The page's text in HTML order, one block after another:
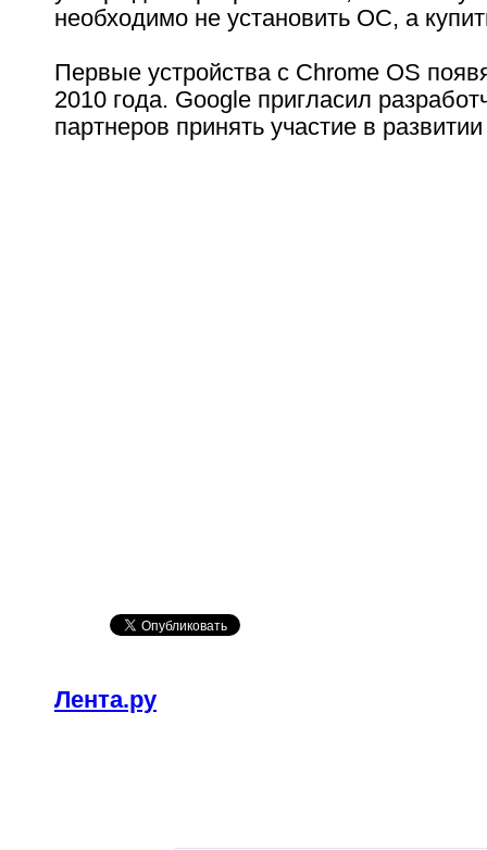
необходимо не установить ОС, а
Первые устройства с Chrome OS
2010 года. Google пригласил
партнеров принять участие в
Лента.ру